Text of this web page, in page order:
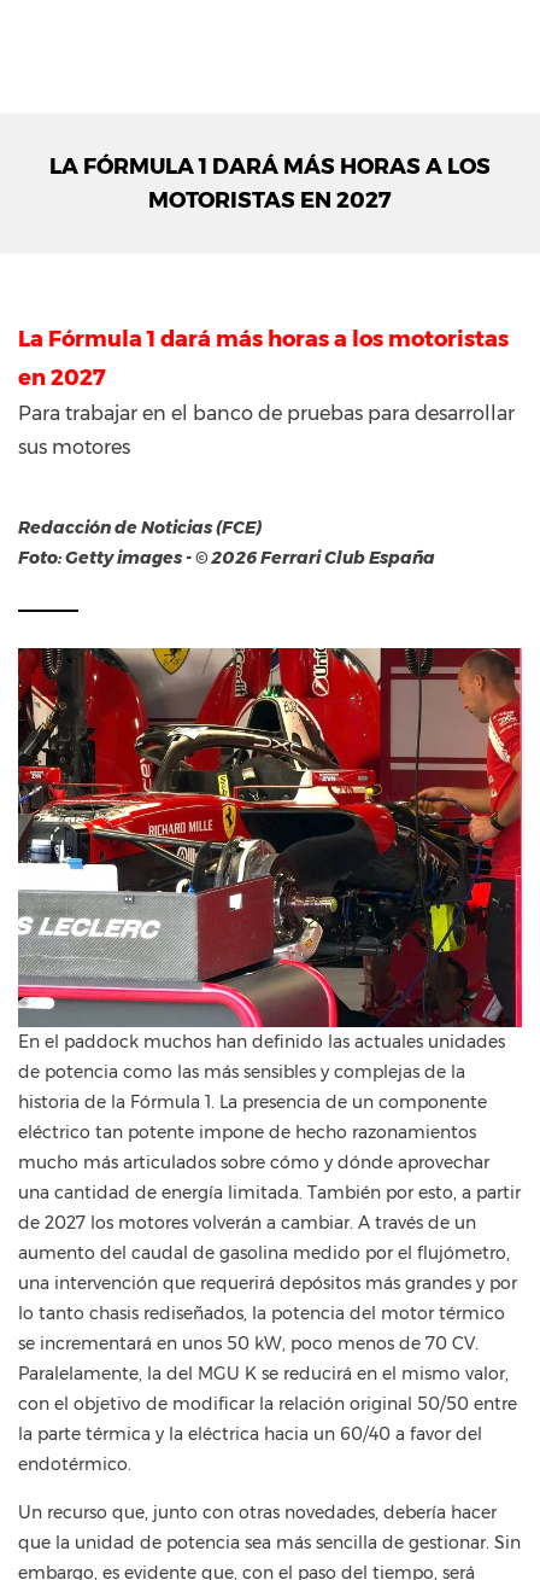
LA FÓRMULA 1 DARÁ MÁS HORAS A LOS
MOTORISTAS EN 2027
La Fórmula 1 dará más horas a los motoristas
en 2027
Para trabajar en el banco de pruebas para desarrollar
sus motores
Redacción de Noticias (FCE)
Foto: Getty images - © 2026 Ferrari Club España
En el paddock muchos han definido las actuales unidades
de potencia como las más sensibles y complejas de la
historia de la Fórmula 1. La presencia de un componente
eléctrico tan potente impone de hecho razonamientos
mucho más articulados sobre cómo y dónde aprovechar
una cantidad de energía limitada. También por esto, a partir
de 2027 los motores volverán a cambiar. A través de un
aumento del caudal de gasolina medido por el flujómetro,
una intervención que requerirá depósitos más grandes y por
lo tanto chasis rediseñados, la potencia del motor térmico
se incrementará en unos 50 kW, poco menos de 70 CV.
Paralelamente, la del MGU K se reducirá en el mismo valor,
con el objetivo de modificar la relación original 50/50 entre
la parte térmica y la eléctrica hacia un 60/40 a favor del
endotérmico.
Un recurso que, junto con otras novedades, debería hacer
que la unidad de potencia sea más sencilla de gestionar. Sin
embargo, es evidente que, con el paso del tiempo, será